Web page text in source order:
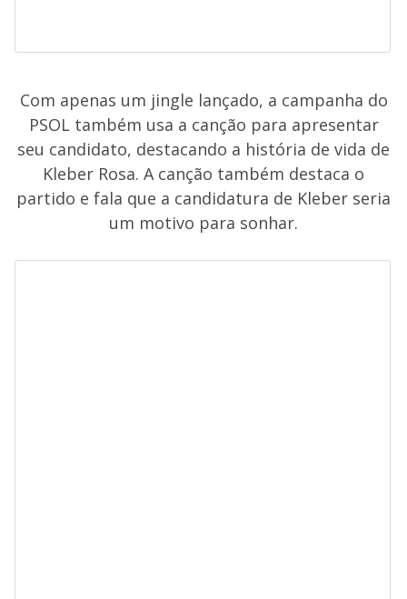
Com apenas um jingle lançado, a campanha do
PSOL também usa a canção para apresentar
seu candidato, destacando a história de vida de
Kleber Rosa. A canção também destaca o
partido e fala que a candidatura de Kleber seria
um motivo para sonhar.